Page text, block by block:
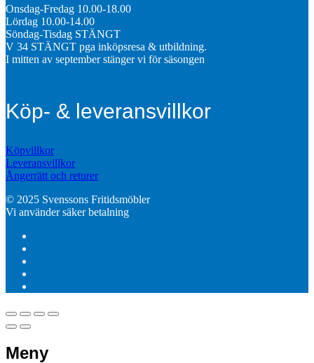
Onsdag-Fredag 10.00-18.00
Lördag 10.00-14.00
Söndag-Tisdag STÄNGT
V 34 STÄNGT pga inköpsresa & utbildning.
I mitten av september stänger vi för säsongen
Köp- & leveransvillkor
Köpvillkor
Leveransvillkor
Ångerrätt och returer
© 2025 Svenssons Fritidsmöbler
Vi använder säker betalning
Meny